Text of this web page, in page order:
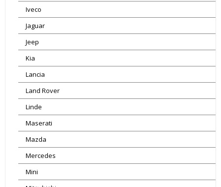
Iveco
Jaguar
Jeep
Kia
Lancia
Land Rover
Linde
Maserati
Mazda
Mercedes
Mini